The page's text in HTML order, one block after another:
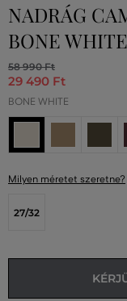
NADRÁG
BONE WHITE
58 990 Ft
29 490 Ft
BONE WHITE
Milyen méretet szeretne?
27/32